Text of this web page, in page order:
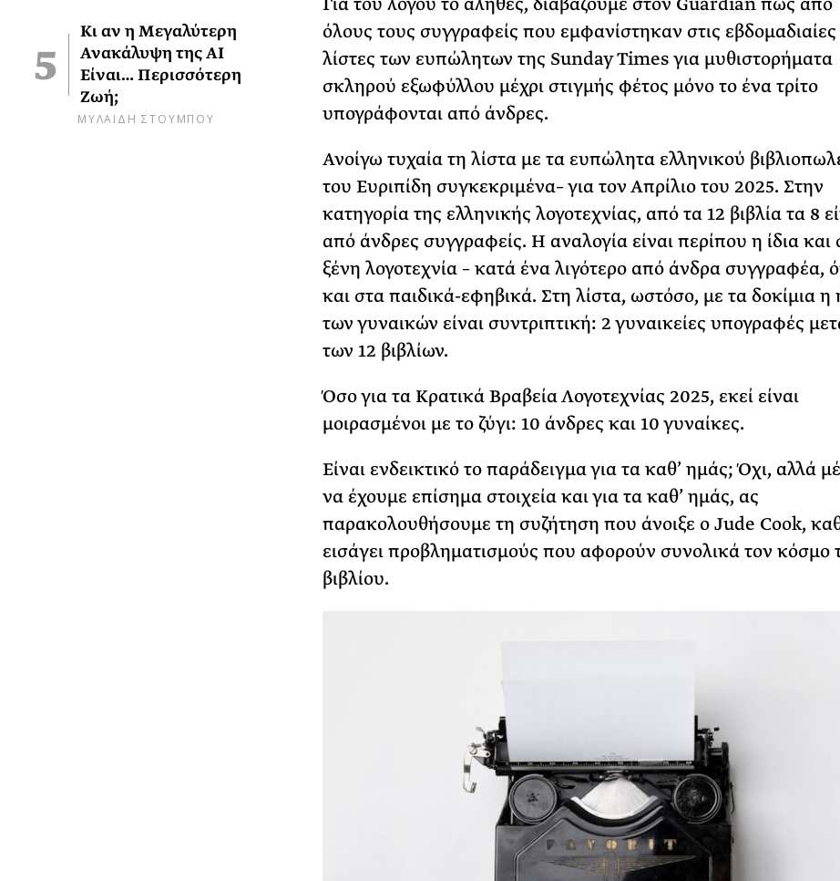
Κι αν η Μεγαλύτερη
Ανακάλυψη της AI
Είναι… Περισσότερη
Ζωή;
ΜΥΛΑΙΔΗ ΣΤΟΥΜΠΟΥ
όλους τους συγγραφείς που εμφανίστηκαν στις εβδομαδιαίες
λίστες των ευπώλητων της Sunday Times για μυθιστορήματα
σκληρού εξωφύλλου μέχρι στιγμής φέτος μόνο το ένα τρίτο
υπογράφονται από άνδρες.
Ανοίγω τυχαία τη λίστα με τα ευπώλητα ελληνικού
του Ευριπίδη συγκεκριμένα– για τον Απρίλιο του 2025. Στην
κατηγορία της ελληνικής λογοτεχνίας, από τα 12 βιβλία τα 8
από άνδρες συγγραφείς. Η αναλογία είναι περίπου η ίδια και
ξένη λογοτεχνία – κατά ένα λιγότερο από άνδρα συγγραφέα,
και στα παιδικά-εφηβικά. Στη λίστα, ωστόσο, με τα δοκίμια η
των γυναικών είναι συντριπτική: 2 γυναικείες υπογραφές
των 12 βιβλίων.
Όσο για τα Κρατικά Βραβεία Λογοτεχνίας 2025, εκεί είναι
μοιρασμένοι με το ζύγι: 10 άνδρες και 10 γυναίκες.
Είναι ενδεικτικό το παράδειγμα για τα καθ’ ημάς; Όχι, αλλά
να έχουμε επίσημα στοιχεία και για τα καθ’ ημάς, ας
παρακολουθήσουμε τη συζήτηση που άνοιξε ο Jude Cook,
εισάγει προβληματισμούς που αφορούν συνολικά τον κόσμο
βιβλίου.